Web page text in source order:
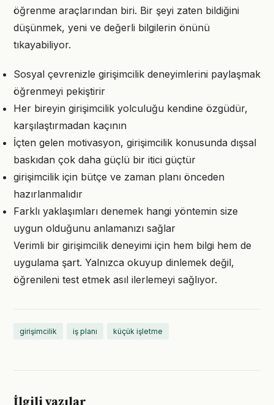
öğrenme araçlarından biri. Bir şeyi zaten bildiğini
düşünmek, yeni ve değerli bilgilerin önünü
tıkayabiliyor.
Sosyal çevrenizle girişimcilik deneyimlerini paylaşmak
öğrenmeyi pekiştirir
Her bireyin girişimcilik yolculuğu kendine özgüdür,
karşılaştırmadan kaçının
İçten gelen motivasyon, girişimcilik konusunda dışsal
baskıdan çok daha güçlü bir itici güçtür
girişimcilik için bütçe ve zaman planı önceden
hazırlanmalıdır
Farklı yaklaşımları denemek hangi yöntemin size
uygun olduğunu anlamanızı sağlar
Verimli bir girişimcilik deneyimi için hem bilgi hem de
uygulama şart. Yalnızca okuyup dinlemek değil,
öğrenileni test etmek asıl ilerlemeyi sağlıyor.
girişimcilik iş planı küçük işletme